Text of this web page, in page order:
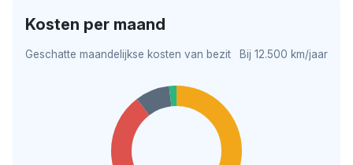
Kosten per maand
Geschatte maandelijkse kosten van bezit Bij 12.500 km/jaar